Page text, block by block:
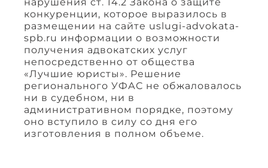
нарушения ст. 14.2 Закона о защите
конкуренции, которое выразилось в
размещении на сайте uslugi-advokata-
spb.ru информации о возможности
получения адвокатских услуг
непосредственно от общества
«Лучшие юристы». Решение
регионального УФАС не обжаловалось
ни в судебном, ни в
административном порядке, поэтому
оно вступило в силу со дня его
изготовления в полном объеме.